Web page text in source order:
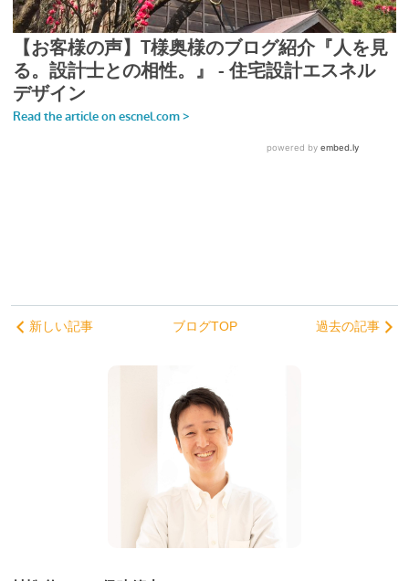
新しい記事 ブログTOP 過去の記事